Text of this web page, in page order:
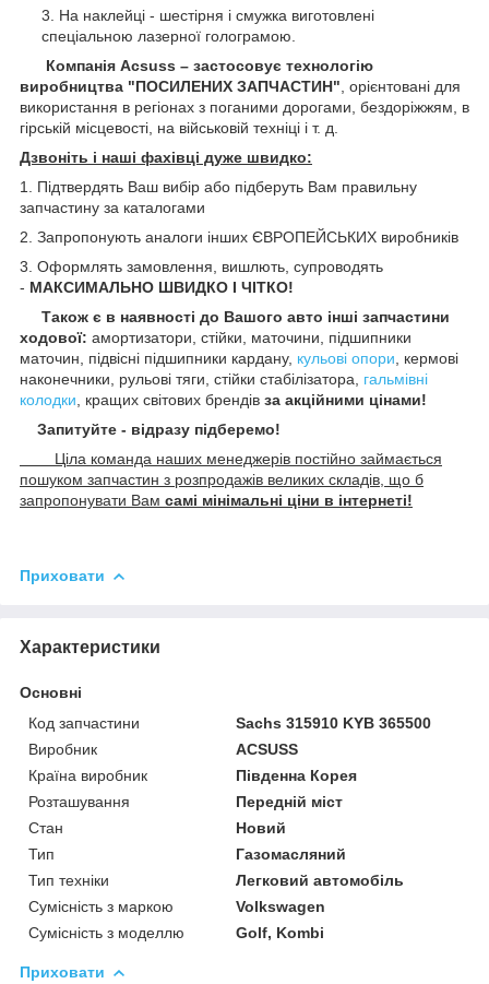
На наклейці - шестірня і смужка виготовлені
спеціальною лазерної голограмою.
Компанія Acsuss – застосовує технологію
виробництва "ПОСИЛЕНИХ ЗАПЧАСТИН" , орієнтовані для
використання в регіонах з поганими дорогами, бездоріжжям, в
гірській місцевості, на військовій техніці і т. д.
Дзвоніть і наші фахівці дуже швидко:
1. Підтвердять Ваш вибір або підберуть Вам правильну
запчастину за каталогами
2. Запропонують аналоги інших ЄВРОПЕЙСЬКИХ виробників
3. Оформлять замовлення, вишлють, супроводять
- МАКСИМАЛЬНО ШВИДКО І ЧІТКО!
Також є в наявності до Вашого авто інші запчастини
ходової: амортизатори, стійки, маточини, підшипники
маточин, підвісні підшипники кардану, кульові опори , кермові
наконечники, рульові тяги, стійки стабілізатора, гальмівні
колодки , кращих світових брендів за акційними цінами!
Запитуйте - відразу підберемо!
Ціла команда наших менеджерів постійно займається
пошуком запчастин з розпродажів великих складів, що б
запропонувати Вам самі мінімальні ціни в інтернеті!
Приховати
Характеристики
Основні
Код запчастини
Sachs 315910 KYB 365500
Виробник
ACSUSS
Країна виробник
Південна Корея
Розташування
Передній міст
Стан
Новий
Тип
Газомасляний
Тип техніки
Легковий автомобіль
Сумісність з маркою
Volkswagen
Сумісність з моделлю
Golf, Kombi
Приховати